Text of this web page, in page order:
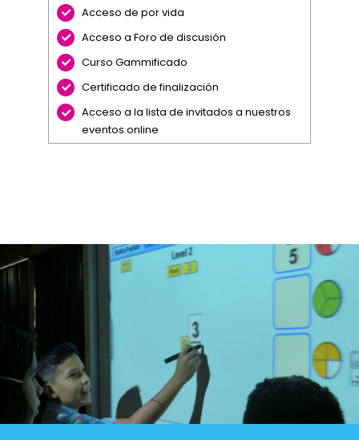
Acceso de por vida
Acceso a Foro de discusión
Curso Gammificado
Certificado de finalización
Acceso a la lista de invitados a nuestros
eventos online